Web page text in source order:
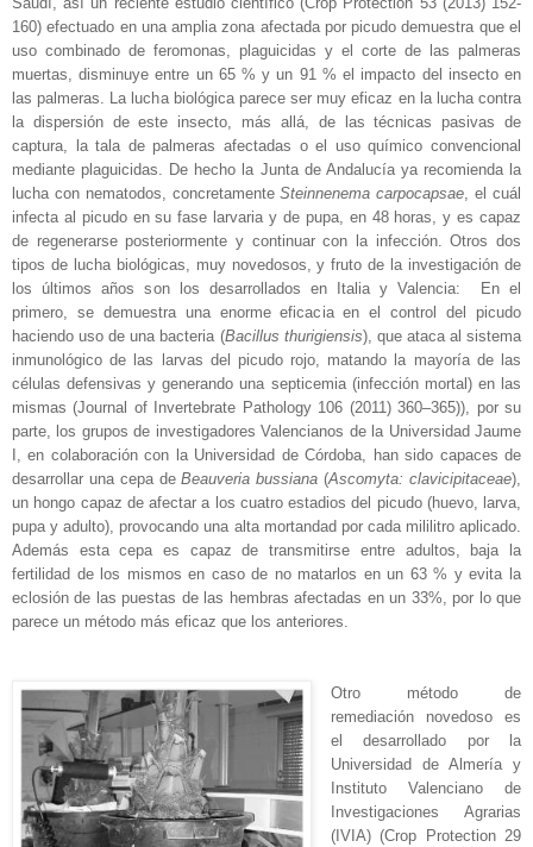
160) efectuado en una amplia zona afectada por picudo demuestra que el
uso combinado de feromonas, plaguicidas y el corte de las palmeras
muertas, disminuye entre un 65 % y un 91 % el impacto del insecto en
las palmeras. La lucha biológica parece ser muy eficaz en la lucha contra
la dispersión de este insecto, más allá, de las técnicas pasivas de
captura, la tala de palmeras afectadas o el uso químico convencional
mediante plaguicidas. De hecho la Junta de Andalucía ya recomienda la
lucha con nematodos, concretamenteSteinnenema carpocapsae , el cuál
infecta al picudo en su fase larvaria y de pupa, en 48 horas, y es capaz
de regenerarse posteriormente y continuar con la infección. Otros dos
tipos de lucha biológicas, muy novedosos, y fruto de la investigación de
los últimos años son los desarrollados en Italia y Valencia: En el
primero, se demuestra una enorme eficacia en el control del picudo
haciendo uso de una bacteria (Bacillus thurigiensis), que ataca al sistema
inmunológico de las larvas del picudo rojo, matando la mayoría de las
células defensivas y generando una septicemia (infección mortal) en las
mismas (Journal of Invertebrate Pathology 106 (2011) 360–365)), por su
parte, los grupos de investigadores Valencianos de la Universidad Jaume
I, en colaboración con la Universidad de Córdoba, han sido capaces de
desarrollar una cepa deBeauveria bussiana (Ascomyta: clavicipitaceae),
un hongo capaz de afectar a los cuatro estadios del picudo (huevo, larva,
pupa y adulto), provocando una alta mortandad por cada mililitro aplicado.
Además esta cepa es capaz de transmitirse entre adultos, baja la
fertilidad de los mismos en caso de no matarlos en un 63 % y evita la
eclosión de las puestas de las hembras afectadas en un 33%, por lo que
parece un método más eficaz que los anteriores.
Otro método de
remediación novedoso es
el desarrollado por la
Universidad de Almería y
Instituto Valenciano de
Investigaciones Agrarias
(IVIA) (Crop Protection 29